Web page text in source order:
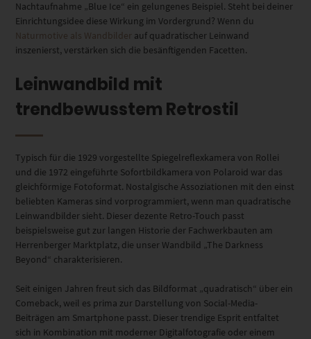
Nachtaufnahme „Blue Ice“ ein gelungenes Beispiel. Steht bei deiner
Einrichtungsidee diese Wirkung im Vordergrund? Wenn du
Naturmotive als Wandbilder auf quadratischer Leinwand
inszenierst, verstärken sich die besänftigenden Facetten.
Leinwandbild mit
trendbewusstem Retrostil
Typisch für die 1929 vorgestellte Spiegelreflexkamera von Rollei
und die 1972 eingeführte Sofortbildkamera von Polaroid war das
gleichförmige Fotoformat. Nostalgische Assoziationen mit den einst
beliebten Kameras sind vorprogrammiert, wenn man quadratische
Leinwandbilder sieht. Dieser dezente Retro-Touch passt
beispielsweise gut zur langen Historie der Fachwerkbauten am
Herrenberger Marktplatz, die unser Wandbild „The Darkness
Beyond“ charakterisieren.
Seit einigen Jahren freut sich das Bildformat „quadratisch“ über ein
Comeback, weil es prima zur Darstellung von Social-Media-
Beiträgen am Smartphone passt. Dieser trendige Esprit entfaltet
sich in Kombination mit moderner Digitalfotografie oder einem